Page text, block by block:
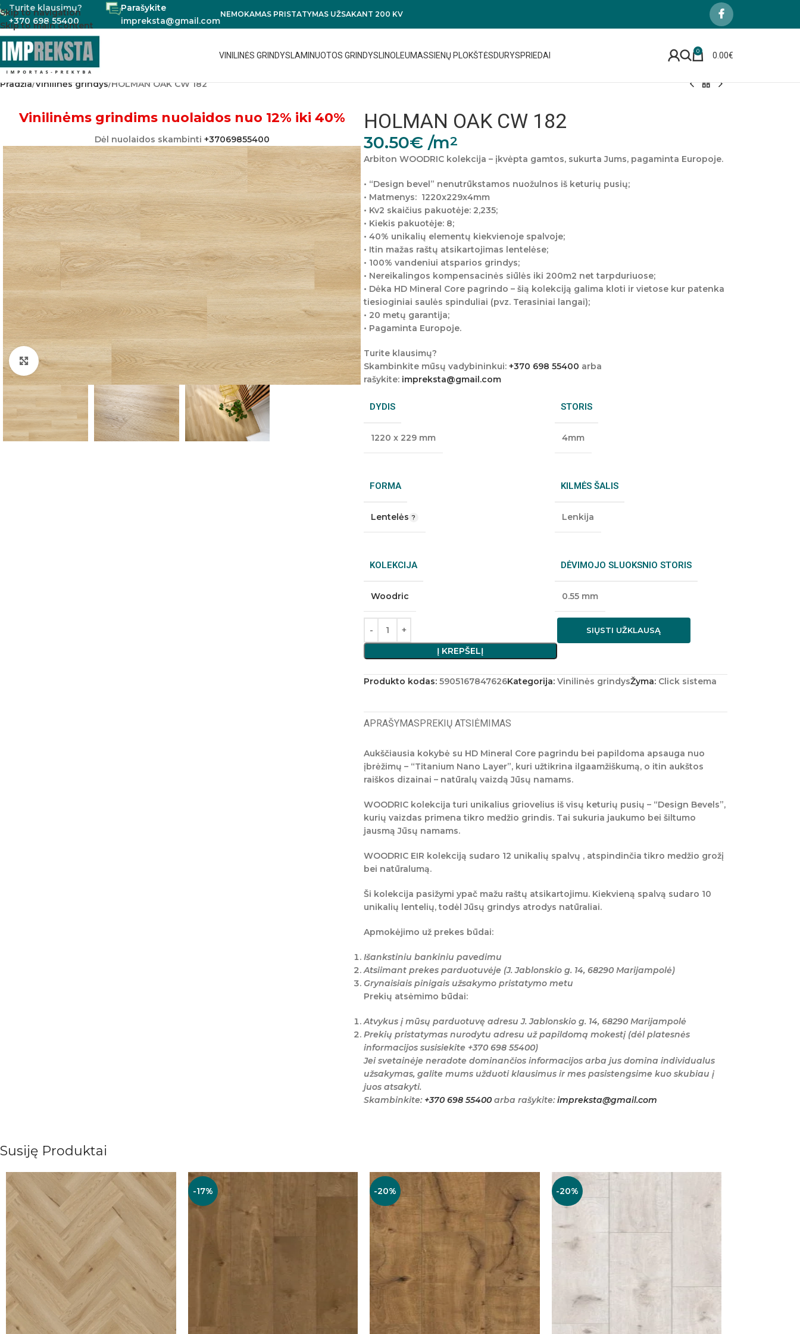
Skip to navigation
Skip to main content
Turite klausimų?
+370 698 55400
Parašykite
impreksta@gmail.com
NEMOKAMAS PRISTATYMAS UŽSAKANT 200 KV
VINILINĖS GRINDYS LAMINUOTOS GRINDYS LINOLEUMASSIENŲ PLOKŠTĖSDURYSPRIEDAI 0 0.00€
Pradžia Vinilinės grindys HOLMAN OAK CW 182
Vinilinėms grindims nuolaidos nuo 12% iki 40%
Dėl nuolaidos skambinti +37069855400
Padidinti nuotrauką
HOLMAN OAK CW 182
30.50€ /m2
Arbiton WOODRIC kolekcija – įkvėpta gamtos, sukurta Jums, pagaminta Europoje.
• “Design bevel” nenutrūkstamos nuožulnos iš keturių pusių;
• Matmenys: 1220x229x4mm
• Kv2 skaičius pakuotėje: 2,235;
• Kiekis pakuotėje: 8;
• 40% unikalių elementų kiekvienoje spalvoje;
• Itin mažas raštų atsikartojimas lentelėse;
• 100% vandeniui atsparios grindys;
• Nereikalingos kompensacinės siūlės iki 200m2 net tarpduriuose;
• Dėka HD Mineral Core pagrindo – šią kolekciją galima kloti ir vietose kur patenka
tiesioginiai saulės spinduliai (pvz. Terasiniai langai);
• 20 metų garantija;
• Pagaminta Europoje.
Turite klausimų?
Skambinkite mūsų vadybininkui: +370 698 55400 arba
rašykite: impreksta@gmail.com
DYDIS
1220 x 229 mm
STORIS
4mm
FORMA
Lentelės
KILMĖS ŠALIS
Lenkija
KOLEKCIJA
Woodric
DĖVIMOJO SLUOKSNIO STORIS
0.55 mm
Į KREPŠELĮ
SIŲSTI UŽKLAUSĄ
Produkto kodas: 5905167847626Kategorija: Vinilinės grindysŽyma: Click sistema
APRAŠYMASPREKIŲ ATSIĖMIMAS
Aukščiausia kokybė su HD Mineral Core pagrindu bei papildoma apsauga nuo
įbrėžimų – “Titanium Nano Layer”, kuri užtikrina ilgaamžiškumą, o itin aukštos
raiškos dizainai – natūralų vaizdą Jūsų namams.
WOODRIC kolekcija turi unikalius griovelius iš visų keturių pusių – “Design Bevels”,
kurių vaizdas primena tikro medžio grindis. Tai sukuria jaukumo bei šiltumo
jausmą Jūsų namams.
WOODRIC EIR kolekciją sudaro 12 unikalių spalvų , atspindinčia tikro medžio grožį
bei natūralumą.
Ši kolekcija pasižymi ypač mažu raštų atsikartojimu. Kiekvieną spalvą sudaro 10
unikalių lentelių, todėl Jūsų grindys atrodys natūraliai.
Apmokėjimo už prekes būdai:
Išankstiniu bankiniu pavedimu
Atsiimant prekes parduotuvėje (J. Jablonskio g. 14, 68290 Marijampolė)
Grynaisiais pinigais užsakymo pristatymo metu
Prekių atsėmimo būdai:
Atvykus į mūsų parduotuvę adresu J. Jablonskio g. 14, 68290 Marijampolė
Prekių pristatymas nurodytu adresu už papildomą mokestį (dėl platesnės
informacijos susisiekite +370 698 55400)
Jei svetainėje neradote dominančios informacijos arba jus domina individualus
užsakymas, galite mums užduoti klausimus ir mes pasistengsime kuo skubiau į
juos atsakyti.
Skambinkite: +370 698 55400arba rašykite:impreksta@gmail.com
Susiję Produktai
-17% -20% -20%